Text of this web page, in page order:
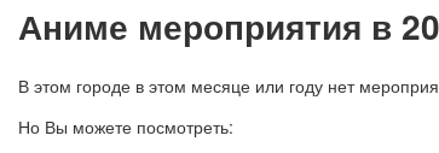
Аниме мероприятия в
В этом городе в этом месяце или году нет
Но Вы можете посмотреть: